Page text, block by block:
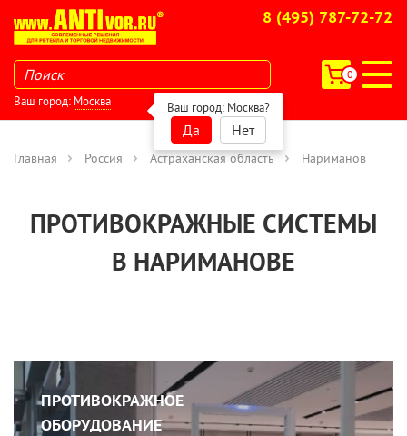
8 (495) 787-72-72
0
Ваш город: Москва Ваш город: Москва?
Да Нет
Главная Россия Астраханская область Нариманов
ПРОТИВОКРАЖНЫЕ СИСТЕМЫ
В НАРИМАНОВЕ
ПРОТИВОКРАЖНОЕ
ОБОРУДОВАНИЕ